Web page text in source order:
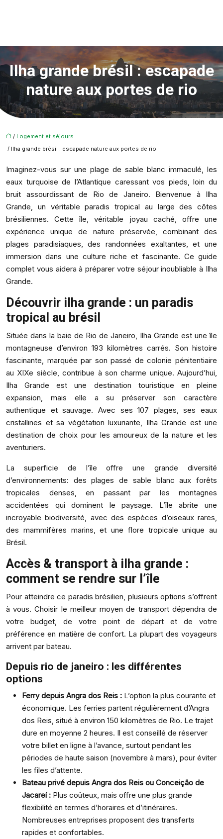
Ilha grande brésil : escapade
nature aux portes de rio
/ Logement et séjours
/ Ilha grande brésil : escapade nature aux portes de rio
Imaginez-vous sur une plage de sable blanc immaculé, les
eaux turquoise de l’Atlantique caressant vos pieds, loin du
bruit assourdissant de Rio de Janeiro. Bienvenue à Ilha
Grande, un véritable paradis tropical au large des côtes
brésiliennes. Cette île, véritable joyau caché, offre une
expérience unique de nature préservée, combinant des
plages paradisiaques, des randonnées exaltantes, et une
immersion dans une culture riche et fascinante. Ce guide
complet vous aidera à préparer votre séjour inoubliable à Ilha
Grande.
Découvrir ilha grande : un paradis
tropical au brésil
Située dans la baie de Rio de Janeiro, Ilha Grande est une île
montagneuse d’environ 193 kilomètres carrés. Son histoire
fascinante, marquée par son passé de colonie pénitentiaire
au XIXe siècle, contribue à son charme unique. Aujourd’hui,
Ilha Grande est une destination touristique en pleine
expansion, mais elle a su préserver son caractère
authentique et sauvage. Avec ses 107 plages, ses eaux
cristallines et sa végétation luxuriante, Ilha Grande est une
destination de choix pour les amoureux de la nature et les
aventuriers.
La superficie de l’île offre une grande diversité
d’environnements: des plages de sable blanc aux forêts
tropicales denses, en passant par les montagnes
accidentées qui dominent le paysage. L’île abrite une
incroyable biodiversité, avec des espèces d’oiseaux rares,
des mammifères marins, et une flore tropicale unique au
Brésil.
Accès & transport à ilha grande :
comment se rendre sur l’île
Pour atteindre ce paradis brésilien, plusieurs options s’offrent
à vous. Choisir le meilleur moyen de transport dépendra de
votre budget, de votre point de départ et de votre
préférence en matière de confort. La plupart des voyageurs
arrivent par bateau.
Depuis rio de janeiro : les différentes
options
Ferry depuis Angra dos Reis : L’option la plus courante et
économique. Les ferries partent régulièrement d’Angra
dos Reis, situé à environ 150 kilomètres de Rio. Le trajet
dure en moyenne 2 heures. Il est conseillé de réserver
votre billet en ligne à l’avance, surtout pendant les
périodes de haute saison (novembre à mars), pour éviter
les files d’attente.
Bateau privé depuis Angra dos Reis ou Conceição de
Jacareí : Plus coûteux, mais offre une plus grande
flexibilité en termes d’horaires et d’itinéraires.
Nombreuses entreprises proposent des transferts
rapides et confortables.